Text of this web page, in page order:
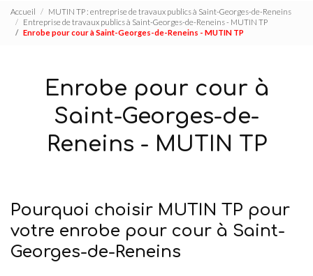
Accueil
MUTIN TP : entreprise de travaux publics à Saint-Georges-de-Reneins
Entreprise de travaux publics à Saint-Georges-de-Reneins - MUTIN TP
Enrobe pour cour à Saint-Georges-de-Reneins - MUTIN TP
Enrobe pour cour à
Saint-Georges-de-
Reneins - MUTIN TP
Pourquoi choisir MUTIN TP pour
votre enrobe pour cour à Saint-
Georges-de-Reneins